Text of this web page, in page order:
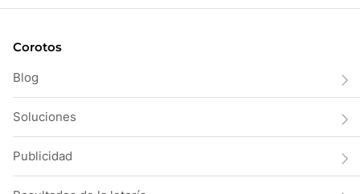
Corotos
Blog
Soluciones
Publicidad